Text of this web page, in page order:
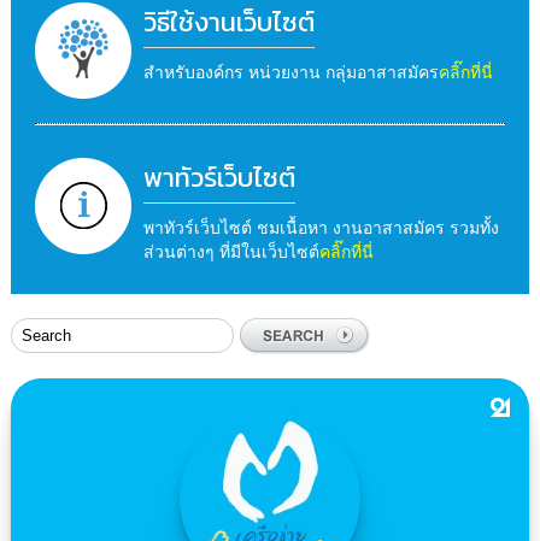
วิธีใช้งานเว็บไซต์
สำหรับองค์กร หน่วยงาน กลุ่มอาสาสมัครคลิ๊กที่นี่
พาทัวร์เว็บไซต์
พาทัวร์เว็บไซต์ ชมเนื้อหา งานอาสาสมัคร รวมทั้ง
ส่วนต่างๆ ที่มีในเว็บไซต์คลิ๊กที่นี่